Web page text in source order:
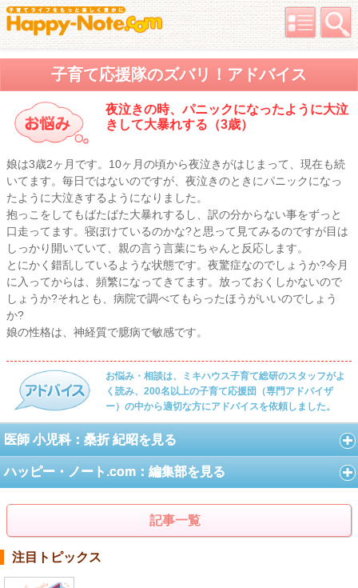
子育て応援隊のズバリ！アドバイス
夜泣きの時、パニックになったように大泣
きして大暴れする（3歳）
娘は3歳2ヶ月です。10ヶ月の頃から夜泣きがはじまって、現在も続
いてます。毎日ではないのですが、夜泣きのときにパニックになっ
たように大泣きするようになりました。
抱っこをしてもばたばた大暴れするし、訳の分からない事をずっと
口走ってます。寝ぼけているのかな?と思って見てみるのですが目は
しっかり開いていて、親の言う言葉にちゃんと反応します。
とにかく錯乱しているような状態です。夜驚症なのでしょうか?今月
に入ってからは、頻繁になってきてます。放っておくしかないので
しょうか?それとも、病院で調べてもらったほうがいいのでしょう
か?
娘の性格は、神経質で臆病で敏感です。
お悩み・相談は、ミキハウス子育て総研のスタッフがよ
く読み、200名以上の子育て応援団（専門アドバイザ
ー）の中から適切な方にアドバイスを依頼しました。
医師 小児科：桑折 紀昭を見る
ハッピー・ノート.com：編集部を見る
記事一覧
注目トピックス